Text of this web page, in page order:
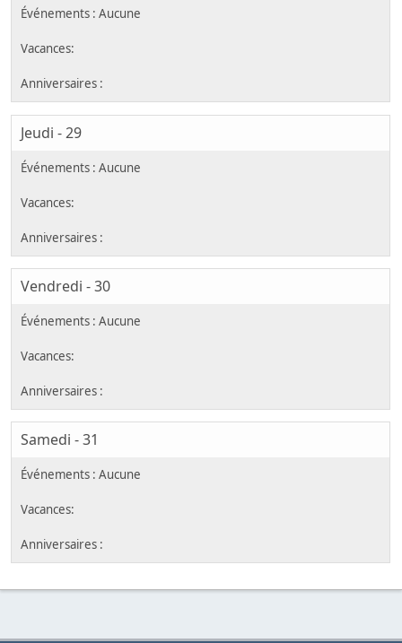
Jeudi - 29
Vendredi - 30
Samedi - 31